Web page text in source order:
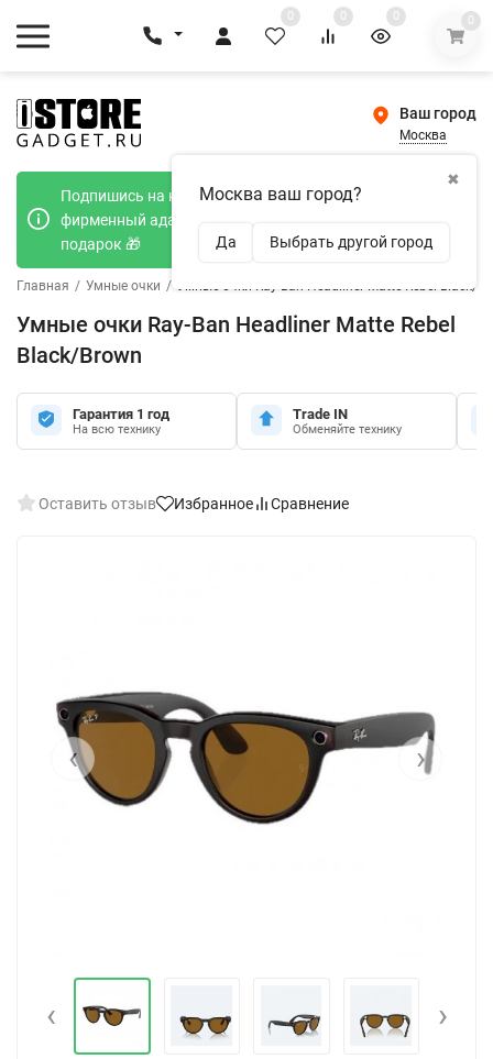
0 0 0 0
Ваш город
Москва
✖
Москва ваш город?
Да Выбрать другой город
Подпишись на наш телеграмм канал и получи
фирменный адаптер Type-C 20W при покупке в
подарок 🎁
Главная / Умные очки / Умные очки Ray-Ban Headliner Matte Rebel Black/
Умные очки Ray-Ban Headliner Matte Rebel
Black/Brown
Гарантия 1 год
На всю технику
Trade IN
Обменяйте технику
Оставить отзыв Избранное Сравнение
‹ ›
‹ ›